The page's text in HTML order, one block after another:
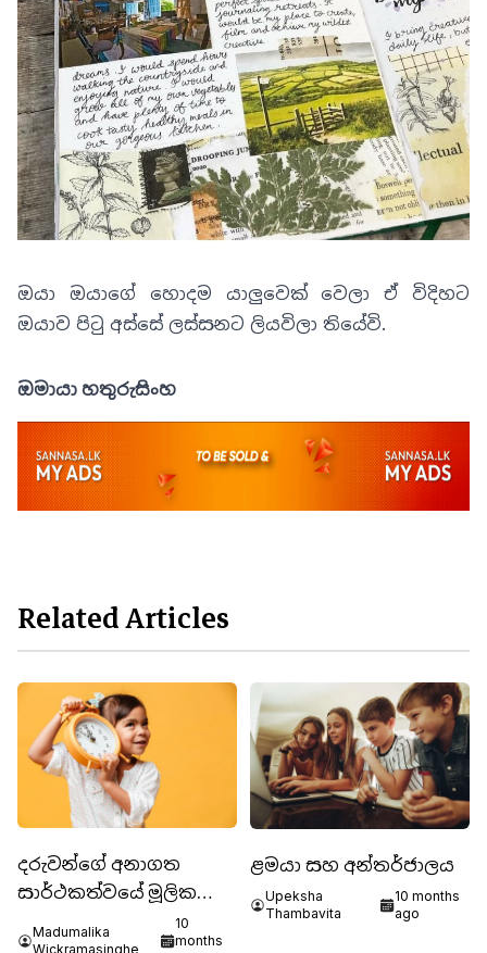
ඔයා ඔයාගේ හොදම යාලුවෙක් වෙලා ඒ විදිහට
ඔයාව පිටු අස්සේ ලස්සනට ලියවිලා තියේවි.
ඔමායා හතුරුසිංහ
Related Articles
දරුවන්ගේ අනාගත
සාර්ථකත්වයේ මූලික
පදනම : කාලය නිවැරදිව
Madumalika
Wickramasinghe
10
months
ළමයා සහ අන්තර්ජාලය
Upeksha
Thambavita
10 months
ago